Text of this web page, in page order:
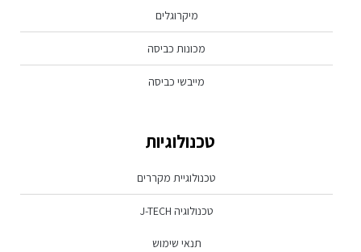
מיקרוגלים
מכונות כביסה
מייבשי כביסה
טכנולוגיות
טכנולוגיית מקררים
טכנולוגיה J-TECH
תנאי שימוש